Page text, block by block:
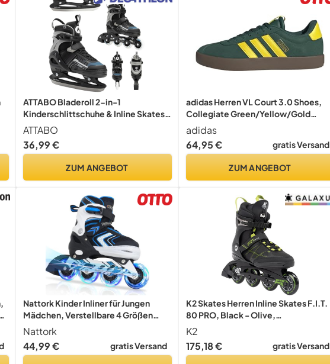
ATTABO Bladeroll 2-in-1
Kinderschlittschuhe & Inline Skates –
Verstellbar, mit Wechselkufe,
ABEC-7-Lager, Aluminiumrahmen &
TPR-Bremse, Komfort & Sicherheit
ATTABO
36,99 €
ZUM ANGEBOT
adidas Herren VL Court 3.0 Shoes,
Collegiate Green/Yellow/Gold
Metallic, 46 2/3 EU
adidas
64,95 €
gratis Versand
ZUM ANGEBOT
Nattork Kinder Inliner für Jungen
Mädchen, Verstellbare 4 Größen
Kinder Inline Roller Skates, Leucht
Inline Skates für Jungen Rollschuhe
für Anfänger (Blau, 37-41 EU / 235-
Nattork
44,99 €
gratis Versand
K2 Skates Herren Inline Skates F.I.T.
80 PRO, Black - Olive,
30G0211.1.1.100
K2
175,18 €
gratis Versand